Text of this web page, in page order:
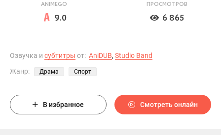
ANIMEGO
9.0
ПРОСМОТРОВ
6 865
Озвучка и субтитры от: AniDUB, Studio Band
Жанр:
Драма Спорт
В избранное Смотреть онлайн